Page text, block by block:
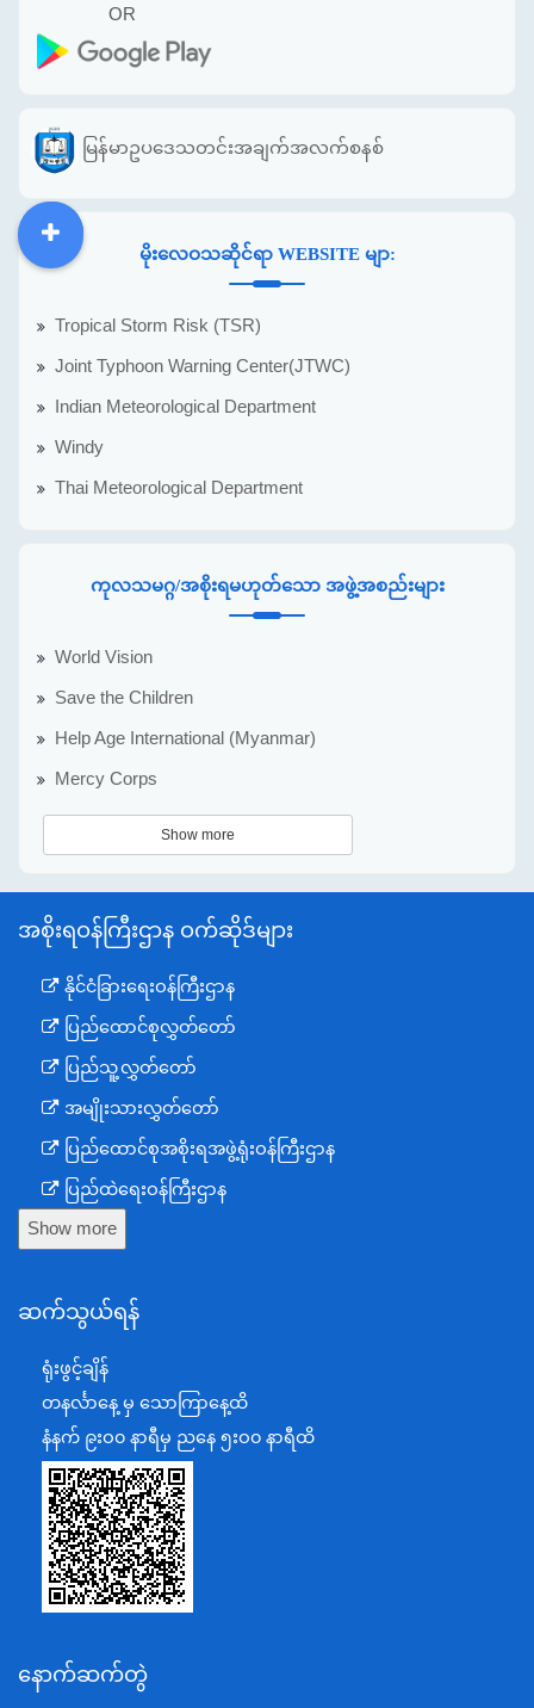
OR
မြန်မာဥပဒေသတင်းအချက်အလက်စနစ်
မိုးလေဝသဆိုင်ရာ WEBSITE မျာ:
Tropical Storm Risk (TSR)
Joint Typhoon Warning Center(JTWC)
Indian Meteorological Department
Windy
Thai Meteorological Department
ကုလသမဂ္ဂ/အစိုးရမဟုတ်သော အဖွဲ့အစည်းများ
World Vision
Save the Children
Help Age International (Myanmar)
Mercy Corps
Show more
အစိုးရဝန်ကြီးဌာန ဝက်ဆိုဒ်များ
နိုင်ငံခြားရေးဝန်ကြီးဌာန
ပြည်ထောင်စုလွှတ်တော်
ပြည်သူ့လွှတ်တော်
အမျိုးသားလွှတ်တော်
ပြည်ထောင်စုအစိုးရအဖွဲ့ရုံးဝန်ကြီးဌာန
ပြည်ထဲရေးဝန်ကြီးဌာန
ကာကွယ်ရေးဝန်ကြီးဌာန
စီမံကိန်း၊ဘဏ္ဍာရေးနှင့်စက်မှုဝန်ကြီးဌာန
အပြည်ပြည်ဆိုင်ရာပူးပေါင်းဆောင်ရွက်ရေးဝန်ကြီးဌာန
ပြန်ကြားရေးဝန်ကြီးဌာန
သာသနာရေးနှင့် ယဉ်ကျေးမှုဝန်ကြီးဌာန
စိုက်ပျိုးရေး၊မွေးမြူရေးနှင့်ဆည်မြောင်းဝန်ကြီးဌာန
ပို့ဆောင်ရေးနှင့်ဆက်သွယ်ရေးဝန်ကြီးဌာန
သယံဇာတနှင့်ပတ်ဝန်းကျင်ထိန်းသိမ်းရေးဝန်ကြီးဌာန
အလုပ်သမား၊လူဝင်မှုကြီးကြပ်ရေးနှင့်ပြည်သူ့အင်အား
Show more
ဆက်သွယ်ရန်
ရုံးဖွင့်ချိန်
တနင်္လာနေ့ မှ သောကြာနေ့ထိ
နံနက် ၉းဝ၀ နာရီမှ ညနေ ၅းဝ၀ နာရီထိ
နောက်ဆက်တွဲ